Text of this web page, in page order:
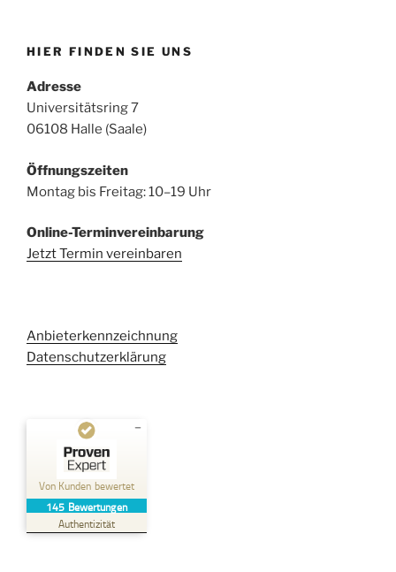
HIER FINDEN SIE UNS
Adresse
Universitätsring 7
06108 Halle (Saale)
Öffnungszeiten
Montag bis Freitag: 10–19 Uhr
Online-Terminvereinbarung
Jetzt Termin vereinbaren
Anbieterkennzeichnung
Datenschutzerklärung
Von Kunden bewertet
145 Bewertungen
Authentizität
Kundenbewertungen und Erfahrungen zu
Kehl Rechtsanwaltsgesellschaft mbH
SEHR GUT